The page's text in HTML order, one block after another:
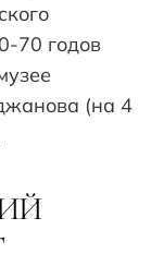
70 годов
(на 4